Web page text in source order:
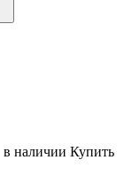
в наличии Купить